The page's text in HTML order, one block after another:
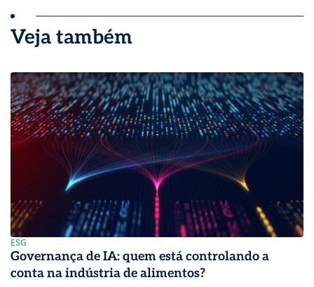
Veja também
ESG
Governança de IA: quem está controlando a
conta na indústria de alimentos?